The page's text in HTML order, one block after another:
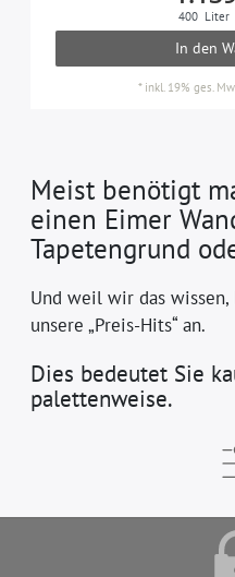
400 Liter
In den
* inkl. 19% ges.
Meist benötigt
einen Eimer
Tapetengrund
Und weil wir das
unsere „Preis-Hits“ an.
Dies bedeutet Sie
palettenweise.